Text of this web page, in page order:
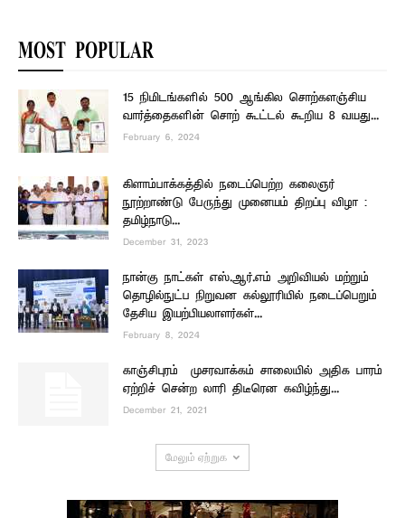
MOST POPULAR
15 நிமிடங்களில் 500 ஆங்கில சொற்களஞ்சிய
வார்த்தைகளின் சொற் கூட்டல் கூறிய 8 வயது...
February 6, 2024
கிளாம்பாக்கத்தில் நடைப்பெற்ற கலைஞர்
நூற்றாண்டு பேருந்து முனையம் திறப்பு விழா :
தமிழ்நாடு...
December 31, 2023
நான்கு நாட்கள் எஸ்.ஆர்.எம் அறிவியல் மற்றும்
தொழில்நுட்ப நிறுவன கல்லூரியில் நடைப்பெறும்
தேசிய இயற்பியலாளர்கள்...
February 8, 2024
காஞ்சிபுரம் – முசரவாக்கம் சாலையில் அதிக பாரம்
ஏற்றிச் சென்ற லாரி திடீரென கவிழ்ந்து...
December 21, 2021
மேலும் ஏற்றுக